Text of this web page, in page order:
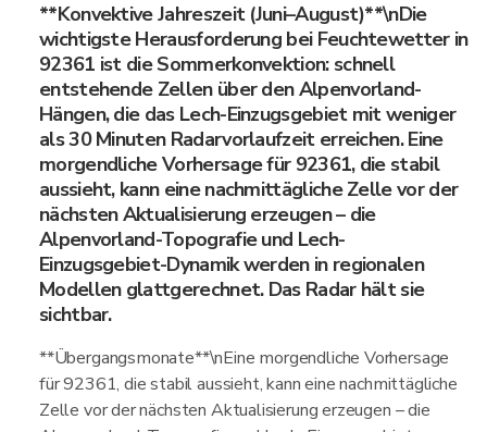
**Konvektive Jahreszeit (Juni–August)**\nDie
wichtigste Herausforderung bei Feuchtewetter in
92361 ist die Sommerkonvektion: schnell
entstehende Zellen über den Alpenvorland-
Hängen, die das Lech-Einzugsgebiet mit weniger
als 30 Minuten Radarvorlaufzeit erreichen. Eine
morgendliche Vorhersage für 92361, die stabil
aussieht, kann eine nachmittägliche Zelle vor der
nächsten Aktualisierung erzeugen – die
Alpenvorland-Topografie und Lech-
Einzugsgebiet-Dynamik werden in regionalen
Modellen glattgerechnet. Das Radar hält sie
sichtbar.
**Übergangsmonate**\nEine morgendliche Vorhersage
für 92361, die stabil aussieht, kann eine nachmittägliche
Zelle vor der nächsten Aktualisierung erzeugen – die